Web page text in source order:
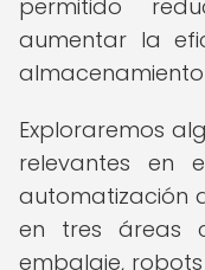
permitido
aumentar la
Exploraremos
relevantes en
automatización
en tres áreas
embalaje,